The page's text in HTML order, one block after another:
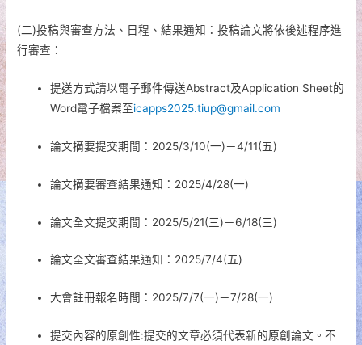
(二)投稿與審查方法、日程、結果通知：投稿論文將依後述程序進
行審查：
提送方式請以電子郵件傳送Abstract及Application Sheet的
Word電子檔案至icapps2025.tiup@gmail.com
論文摘要提交期間：2025/3/10(一)－4/11(五)
論文摘要審查結果通知：2025/4/28(一)
論文全文提交期間：2025/5/21(三)－6/18(三)
論文全文審查結果通知：2025/7/4(五)
大會註冊報名時間：2025/7/7(一)－7/28(一)
提交內容的原創性:提交的文章必須代表新的原創論文。不